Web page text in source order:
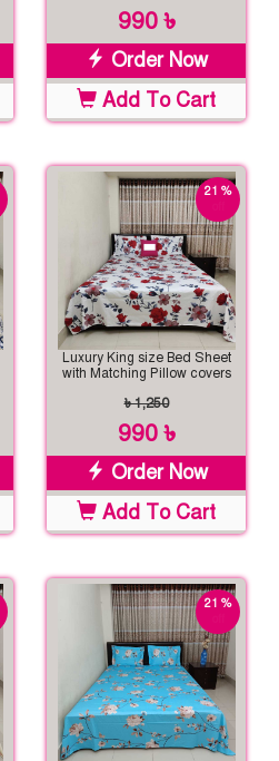
990 ৳
Order Now
Add To Cart
21 %
Luxury King size Bed Sheet
with Matching Pillow covers
৳ 1,250
990 ৳
Order Now
Add To Cart
21 %